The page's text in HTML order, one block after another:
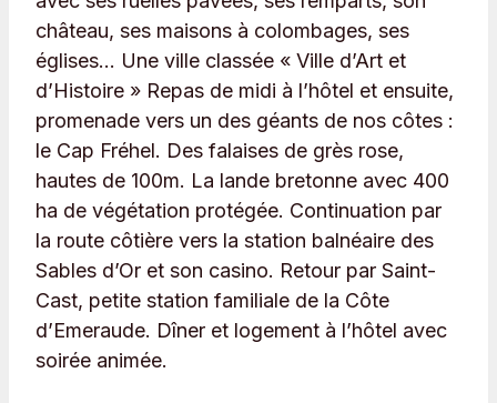
château, ses maisons à colombages, ses
églises… Une ville classée « Ville d’Art et
d’Histoire » Repas de midi à l’hôtel et ensuite,
promenade vers un des géants de nos côtes :
le Cap Fréhel. Des falaises de grès rose,
hautes de 100m. La lande bretonne avec 400
ha de végétation protégée. Continuation par
la route côtière vers la station balnéaire des
Sables d’Or et son casino. Retour par Saint-
Cast, petite station familiale de la Côte
d’Emeraude. Dîner et logement à l’hôtel avec
soirée animée.